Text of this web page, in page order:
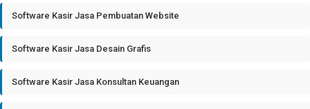
Software Kasir Jasa Pembuatan Website
Software Kasir Jasa Desain Grafis
Software Kasir Jasa Konsultan Keuangan